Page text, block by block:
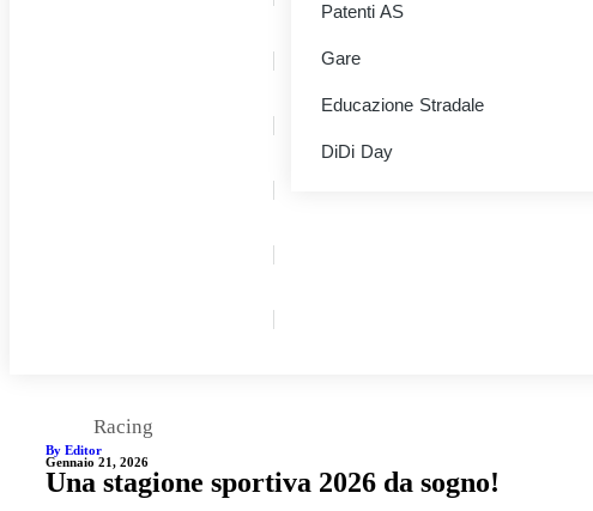
Patenti AS
Gare
Educazione Stradale
DiDi Day
Racing
By Editor
Gennaio 21, 2026
Una stagione sportiva 2026 da sogno!